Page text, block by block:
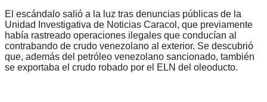
El escándalo salió a la luz tras denuncias públicas de la
Unidad Investigativa de Noticias Caracol, que previamente
había rastreado operaciones ilegales que conducían al
contrabando de crudo venezolano al exterior. Se descubrió
que, además del petróleo venezolano sancionado, también
se exportaba el crudo robado por el ELN del oleoducto.